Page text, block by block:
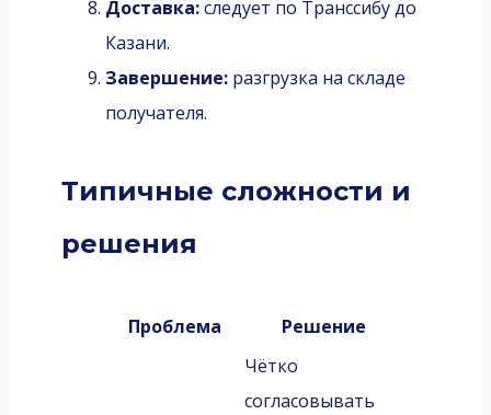
Доставка:следует по Транссибу до
Казани.
Завершение: разгрузка на складе
получателя.
Типичные сложности и
решения
Проблема Решение
Чётко
согласовывать